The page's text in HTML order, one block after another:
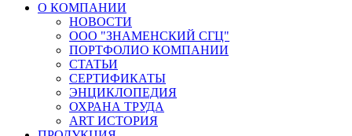
О КОМПАНИИ
НОВОСТИ
ООО "ЗНАМЕНСКИЙ СГЦ"
ПОРТФОЛИО КОМПАНИИ
СТАТЬИ
СЕРТИФИКАТЫ
ЭНЦИКЛОПЕДИЯ
ОХРАНА ТРУДА
ART ИСТОРИЯ